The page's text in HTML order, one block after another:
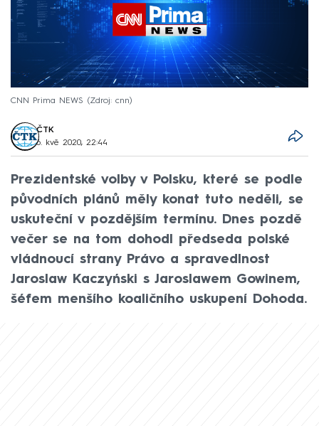
CNN Prima NEWS Zdroj: cnn
ČTK
6. kvě 2020, 22:44
Prezidentské volby v Polsku, které se podle
původních plánů měly konat tuto neděli, se
uskuteční v pozdějším termínu. Dnes pozdě
večer se na tom dohodl předseda polské
vládnoucí strany Právo a spravedlnost
Jaroslaw Kaczyński s Jaroslawem Gowinem,
šéfem menšího koaličního uskupení Dohoda.